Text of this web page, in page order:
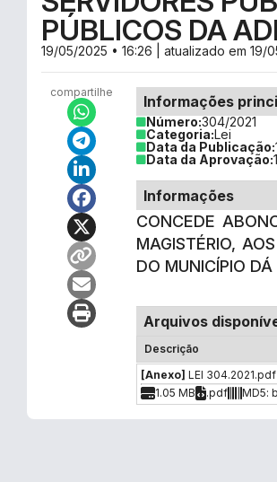
PÚBLICOS DA
19/05/2025 • 16:26 | atualizado em 19/
compartilhe
Informações
Número:304/2021
Categoria:Lei
Data da Publicação:
Data da Aprovação:
Informações
CONCEDE
MAGISTÉRIO,
DO MUNICÍPIO
Arquivos
Descrição
[Anexo] LEI 304.2021.pdf
1.05 MB
.pdf MD5: